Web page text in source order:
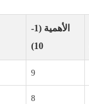
الأهمية (1-
10)
9
8